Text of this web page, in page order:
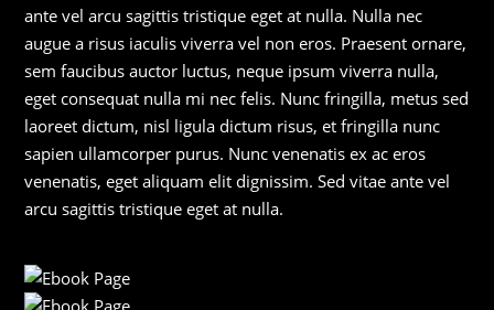
ante vel arcu sagittis tristique eget at nulla. Nulla nec
augue a risus iaculis viverra vel non eros. Praesent ornare,
sem faucibus auctor luctus, neque ipsum viverra nulla,
eget consequat nulla mi nec felis. Nunc fringilla, metus sed
laoreet dictum, nisl ligula dictum risus, et fringilla nunc
sapien ullamcorper purus. Nunc venenatis ex ac eros
venenatis, eget aliquam elit dignissim. Sed vitae ante vel
arcu sagittis tristique eget at nulla.